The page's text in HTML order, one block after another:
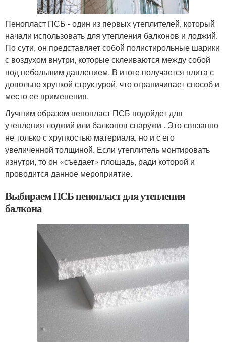
Пенопласт ПСБ - один из первых утеплителей, который
начали использовать для утепления балконов и лоджий.
По сути, он представляет собой полистирольные шарики
с воздухом внутри, которые склеиваются между собой
под небольшим давлением. В итоге получается плита с
довольно хрупкой структурой, что ограничивает способ и
место ее применения.
Лучшим образом пенопласт ПСБ подойдет для
утепления лоджий или балконов снаружи . Это связанно
не только с хрупкостью материала, но и с его
увеличенной толщиной. Если утеплитель монтировать
изнутри, то он «съедает» площадь, ради которой и
проводится данное мероприятие.
Выбираем ПСБ пенопласт для утепления
балкона